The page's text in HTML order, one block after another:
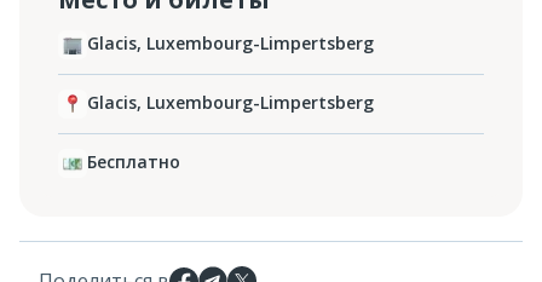
Glacis, Luxembourg-Limpertsberg
Glacis, Luxembourg-Limpertsberg
Бесплатно